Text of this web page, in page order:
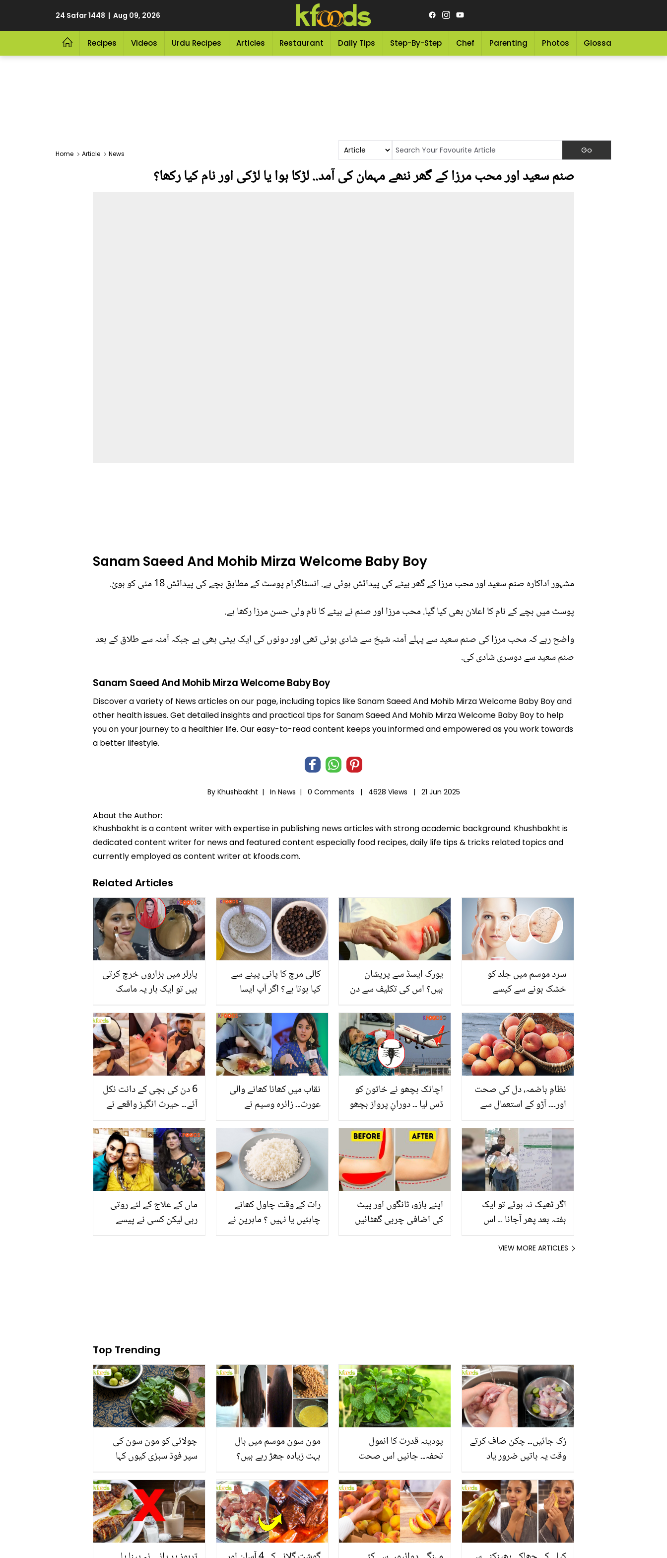
24 Safar 1448 | Aug 09, 2026
Recipes Videos Urdu Recipes Articles Restaurant Daily Tips Step-By-Step Chef Parenting Photos Glossary
Home Article News
صنم سعید اور محب مرزا کے گھر ننھے مہمان کی آمد.. لڑکا ہوا یا لڑکی اور نام کیا رکھا؟
Sanam Saeed And Mohib Mirza Welcome Baby Boy
مشہور اداکارہ صنم سعید اور محب مرزا کے گھر بیٹے کی پیدائش ہوئی ہے. انسٹاگرام پوسٹ کے مطابق بچے کی پیدائش 18 مئی کو ہوئ.
پوسٹ میں بچے کے نام کا اعلان بھی کیا گیا. محب مرزا اور صنم نے بیٹے کا نام ولی حسن مرزا رکھا ہے.
واضح رہے کہ محب مرزا کی صنم سعید سے پہلے آمنہ شیخ سے شادی ہوئی تھی اور دونوں کی ایک بیٹی بھی ہے جبکہ آمنہ سے طلاق کے بعد
صنم سعید سے دوسری شادی کی.
Sanam Saeed And Mohib Mirza Welcome Baby Boy
Discover a variety of News articles on our page, including topics like Sanam Saeed And Mohib Mirza Welcome Baby Boy and
other health issues. Get detailed insights and practical tips for Sanam Saeed And Mohib Mirza Welcome Baby Boy to help
you on your journey to a healthier life. Our easy-to-read content keeps you informed and empowered as you work towards
a better lifestyle.
By Khushbakht | In News | 0 Comments | 4628 Views | 21 Jun 2025
About the Author:
Khushbakht is a content writer with expertise in publishing news articles with strong academic background. Khushbakht is
dedicated content writer for news and featured content especially food recipes, daily life tips & tricks related topics and
currently employed as content writer at kfoods.com.
Related Articles
پارلر میں ہزاروں خرچ کرتی
ہیں تو ایک بار یہ ماسک
ہوں یا دھوپ میں جلد
جھلس جائے! ڈاکٹر بلقیس
کا بتایا یہ ماسک آپ کے لئے
کالی مرچ کا پانی پینے سے
کیا ہوتا ہے؟ اگر آپ ایسا
کے بعد پینا شروع کردیں گے
یورک ایسڈ سے پریشان
ہیں؟ اس کی تکلیف سے دن
تو یہ مشروب پئیں۔۔۔
سرد موسم میں جلد کو
خشک ہونے سے کیسے
و ملائم خوبصورتی کو
برقرار رکھنے کے گھریلو
طریقے
6 دن کی بچی کے دانت نکل
آئے۔۔ حیرت انگیز واقعے نے
بچی کی حالت کیسی ہے؟
نقاب میں کھانا کھانے والی
عورت۔۔ زائرہ وسیم نے
کے بارے میں کیا کہہ دیا؟
سوشل میڈیا صارفین بھی
غصے میں آگئے
اچانک بچھو نے خاتون کو
ڈس لیا ۔۔ دورانِ پرواز بچھو
عورت کی حالت اب کیسی
ہے؟
نظامِ ہاضمہ، دل کی صحت
اور۔۔۔ آڑو کے استعمال سے
ہے جانیں اس کے حیرت
انگیز فوائد
ماں کے علاج کے لئے روتی
رہی لیکن کسی نے پیسے
رات کے وقت چاول کھانے
چاہئیں یا نہیں ؟ ماہرین نے
اپنے بازو، ٹانگوں اور پیٹ
کی اضافی چربی گھٹائیں
اگر ٹھیک نہ ہوئے تو ایک
ہفتہ بعد پھر آجانا ۔۔ اس
کے ساتھ تصویر کیوں وائرل
VIEW MORE ARTICLES
Top Trending
چولائی کو مون سون کی
سپر فوڈ سبزی کیوں کہا
منرلز اور اینٹی آکسیڈنٹس
سے بھرپور اس سبزی کے
فائدے
مون سون موسم میں بال
بہت زیادہ جھڑ رہے ہیں؟
بنانے کے چند قدرتی طریقے
پودینہ قدرت کا انمول
تحفہ۔۔ جانیں اس صحت
انگیز طبی فوائد
رُک جائیں۔۔ چکن صاف کرتے
وقت یہ باتیں ضرور یاد